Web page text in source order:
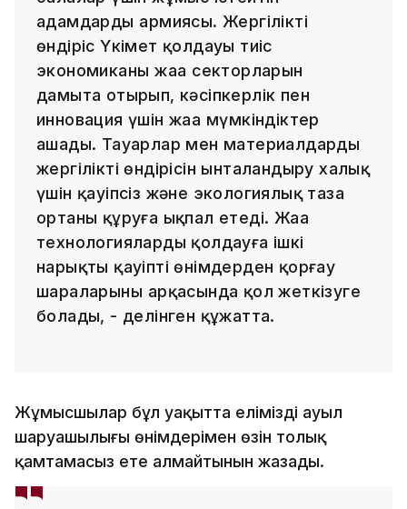
адамдардың армиясы. Жергілікті
өндіріс Үкімет қолдауы тиіс
экономиканың жаңа секторларын
дамыта отырып, кәсіпкерлік пен
инновация үшін жаңа мүмкіндіктер
ашады. Тауарлар мен материалдардың
жергілікті өндірісін ынталандыру халық
үшін қауіпсіз және экологиялық таза
ортаны құруға ықпал етеді. Жаңа
технологияларды қолдауға ішкі
нарықты қауіпті өнімдерден қорғау
шараларының арқасында қол жеткізуге
болады, - делінген құжатта.
Жұмысшылар бұл уақытта еліміздің ауыл
шаруашылығы өнімдерімен өзін толық
қамтамасыз ете алмайтынын жазады.